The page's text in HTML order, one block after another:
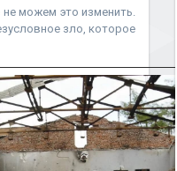
можем это изменить.
зло, которое